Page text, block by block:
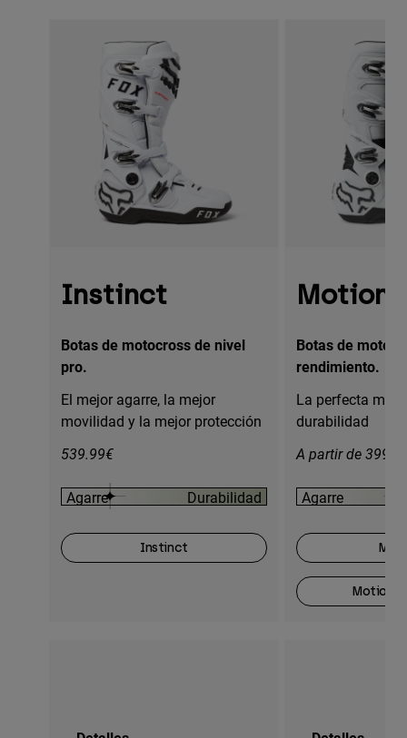
Instinct
Botas de motocross de nivel
pro.
El mejor agarre, la mejor
movilidad y la mejor protección
539.99€
Agarre Durabilidad
Instinct
Motion
Botas de
rendimiento.
La perfecta
durabilidad
A partir de
Agarre
Motion